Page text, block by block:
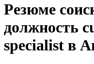
Резюме
должность
specialist в